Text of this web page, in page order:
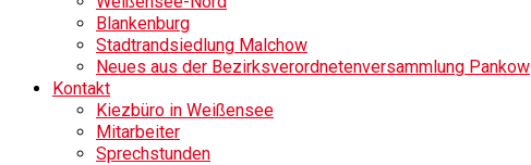
Blankenburg
Stadtrandsiedlung Malchow
Neues aus der Bezirksverordnetenversammlung Pankow
Kontakt
Kiezbüro in Weißensee
Mitarbeiter
Sprechstunden